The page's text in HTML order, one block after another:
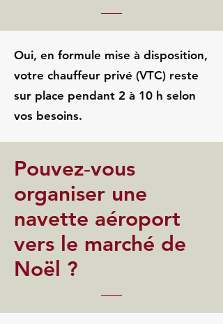
Oui, en formule mise à disposition,
votre chauffeur privé (VTC) reste
sur place pendant 2 à 10 h selon
vos besoins.
Pouvez‑vous
organiser une
navette aéroport
vers le marché de
Noël ?